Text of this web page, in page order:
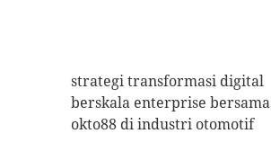
strategi transformasi digital
berskala enterprise bersama
okto88 di industri otomotif